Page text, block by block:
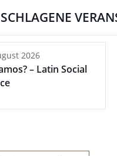
2026
– Latin Social